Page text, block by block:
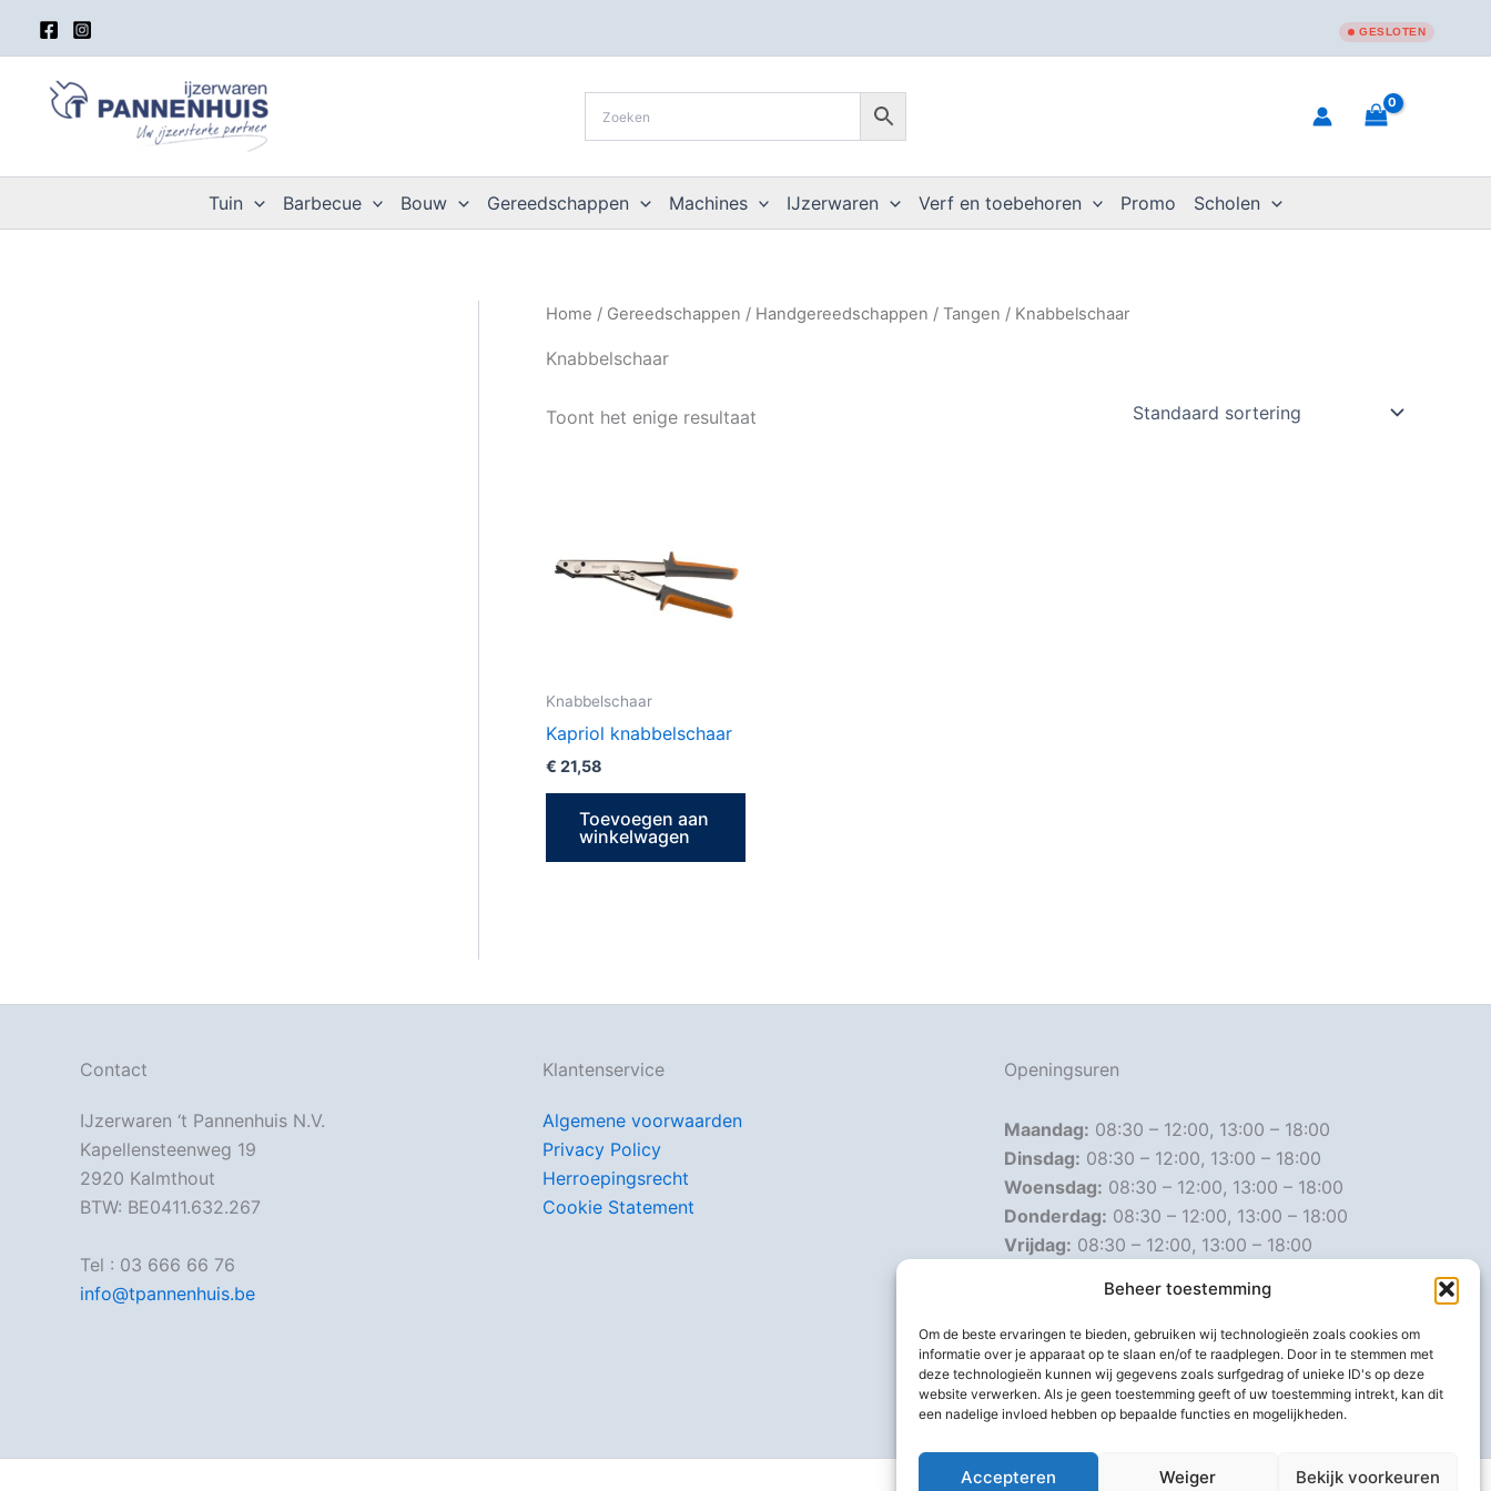
Beheer toestemming
Om de beste ervaringen te bieden, gebruiken wij technologieën zoals cookies om
informatie over je apparaat op te slaan en/of te raadplegen. Door in te stemmen met
deze technologieën kunnen wij gegevens zoals surfgedrag of unieke ID's op deze
website verwerken. Als je geen toestemming geeft of uw toestemming intrekt, kan dit
een nadelige invloed hebben op bepaalde functies en mogelijkheden.
Accepteren Weiger Bekijk voorkeuren
inhoud
GESLOTEN
Tuin Barbecue Bouw Gereedschappen Machines IJzerwaren Verf en toebehoren Promo Scholen
Home / Gereedschappen / Handgereedschappen / Tangen / Knabbelschaar
Knabbelschaar
Toont het enige resultaat
Knabbelschaar
Kapriol knabbelschaar
€ 21,58
Toevoegen aan
winkelwagen
Contact
IJzerwaren ‘t Pannenhuis N.V.
Kapellensteenweg 19
2920 Kalmthout
BTW: BE0411.632.267
Tel : 03 666 66 76
info@tpannenhuis.be
Klantenservice
Algemene voorwaarden
Privacy Policy
Herroepingsrecht
Cookie Statement
Openingsuren
Maandag: 08:30 – 12:00, 13:00 – 18:00
Dinsdag: 08:30 – 12:00, 13:00 – 18:00
Woensdag: 08:30 – 12:00, 13:00 – 18:00
Donderdag: 08:30 – 12:00, 13:00 – 18:00
Vrijdag: 08:30 – 12:00, 13:00 – 18:00
Gesloten
Afwijkende openingsuren